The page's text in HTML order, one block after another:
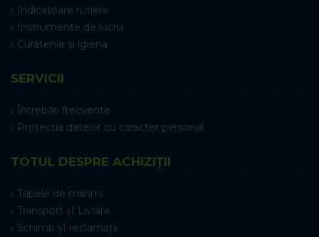
Indicatoare rutiere
Instrumente de lucru
Curatenie si igiena
SERVICII
Întrebări frecvente
Protecția datelor cu caracter personal
TOTUL DESPRE ACHIZIȚII
Tabele de mărimi
Transport șI Livrare
Schimb șI reclamații